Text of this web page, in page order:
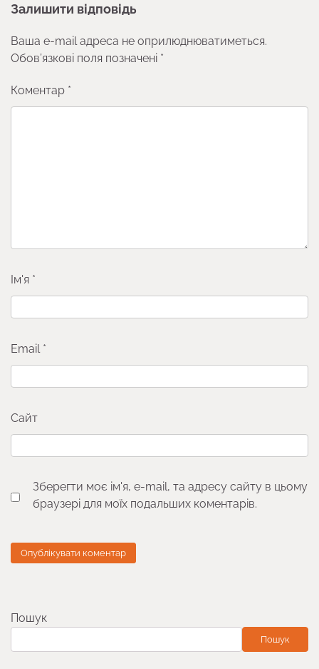
Залишити відповідь
Ваша e-mail адреса не оприлюднюватиметься.
Обов’язкові поля позначені *
Коментар *
Ім'я *
Email *
Сайт
Зберегти моє ім'я, e-mail, та адресу сайту в цьому
браузері для моїх подальших коментарів.
Пошук
Пошук